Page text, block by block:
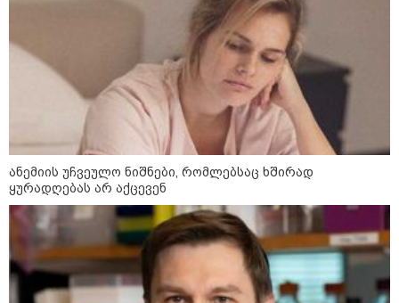
უძველესი სენი და ეპიდემია: აშშ-ში
ერთდროულად კეთრს და ნაწლავურ
ინფექციას ებრძვიან - რა უნდა ვიცოდეთ
და რამდენად სახიფათოა
10:17 / 09-08-2026
რუსებმა ხარკოვს და ოდესას
დაარტყეს, არიან დაღუპულები
და დაშავებულები - რა
ინფორმაციას ავრცელებს
10:02 / 09-08-2026
"ქართული ოცნება” ხელს
უწყობს ირანული
ანემიის უჩვეულო ნიშნები, რომლებსაც ხშირად
ყურადღებას არ აქცევენ